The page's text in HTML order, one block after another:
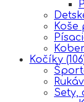
Kočíky
Sety,